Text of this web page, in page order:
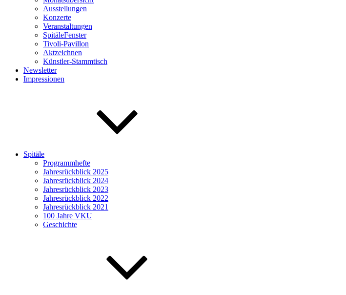
Ausstellungen
Konzerte
Veranstaltungen
SpitäleFenster
Tivoli-Pavillon
Aktzeichnen
Künstler-Stammtisch
Newsletter
Impressionen
Spitäle
Programmhefte
Jahresrückblick 2025
Jahresrückblick 2024
Jahresrückblick 2023
Jahresrückblick 2022
Jahresrückblick 2021
100 Jahre VKU
Geschichte